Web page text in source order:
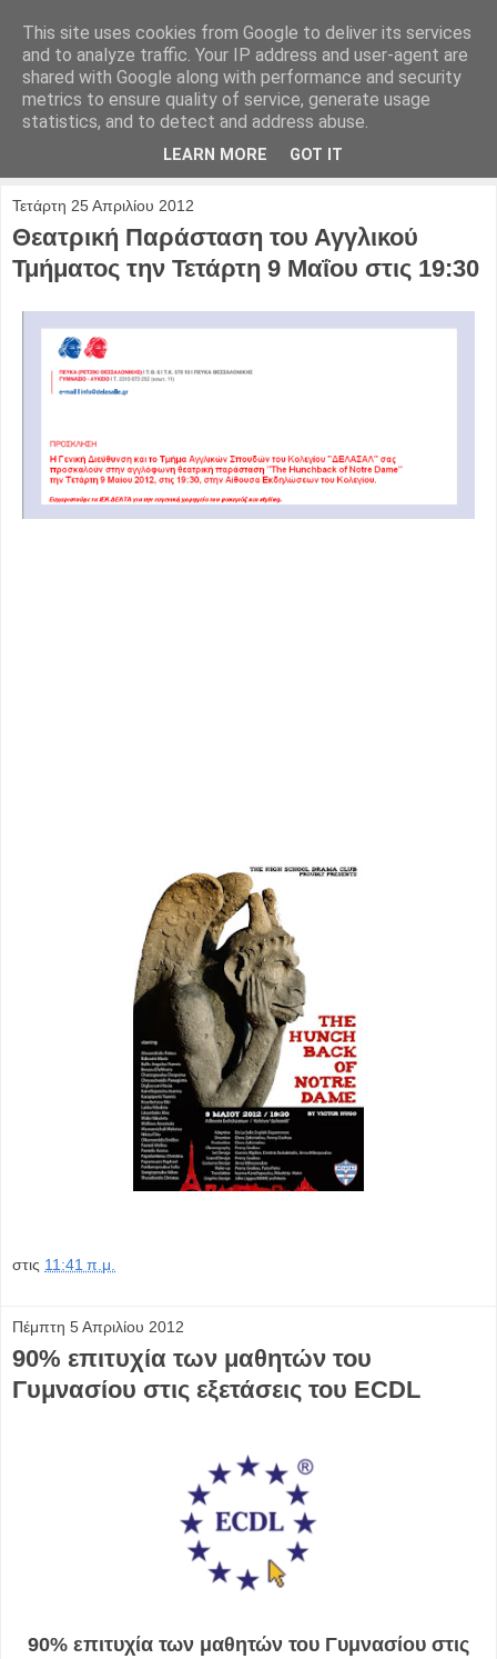
Τετάρτη 25 Απριλίου 2012
Θεατρική Παράσταση του Αγγλικού
Τμήματος την Τετάρτη 9 Μαΐου στις 19:30
στις 11:41 π.μ.
Πέμπτη 5 Απριλίου 2012
90% επιτυχία των μαθητών του
Γυμνασίου στις εξετάσεις του ECDL
90% επιτυχία των μαθητών του Γυμνασίου στις
This site uses cookies from Google to deliver its services
and to analyze traffic. Your IP address and user-agent are
shared with Google along with performance and security
metrics to ensure quality of service, generate usage
statistics, and to detect and address abuse.
LEARN MORE GOT IT